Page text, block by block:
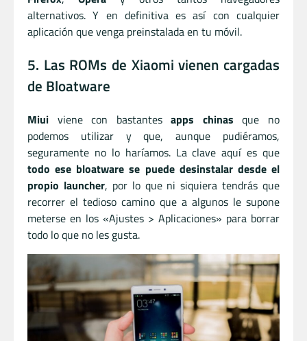
alternativos. Y en definitiva es así con cualquier
aplicación que venga preinstalada en tu móvil.
5. Las ROMs de Xiaomi vienen cargadas
de Bloatware
Miui viene con bastantesapps chinas que no
podemos utilizar y que, aunque pudiéramos,
seguramente no lo haríamos. La clave aquí es que
todo ese bloatware se puede desinstalar desde el
propio launcher, por lo que ni siquiera tendrás que
recorrer el tedioso camino que a algunos le supone
meterse en los «Ajustes > Aplicaciones» para borrar
todo lo que no les gusta.